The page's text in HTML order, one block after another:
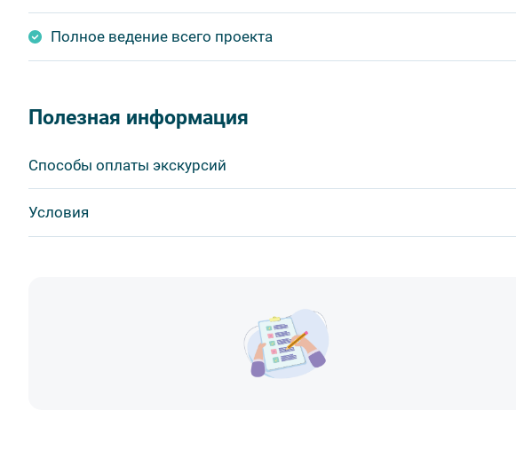
Полное ведение всего проекта
Полезная информация
Способы оплаты экскурсий
Условия